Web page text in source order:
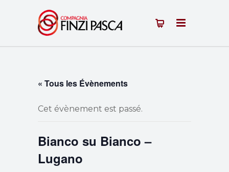
« Tous les Évènements
Cet évènement est passé.
Bianco su Bianco –
Lugano